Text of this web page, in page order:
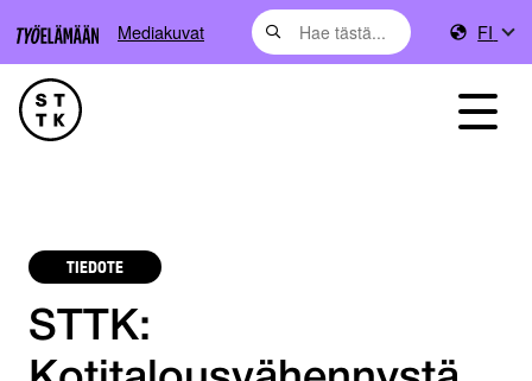
Mediakuvat FI
TIEDOTE
STTK: